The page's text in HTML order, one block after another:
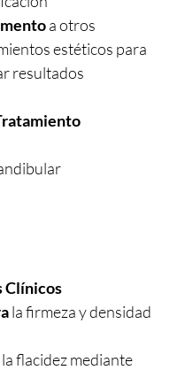
a otros
estéticos para
resultados
Clínicos
la firmeza y densidad
la flacidez mediante